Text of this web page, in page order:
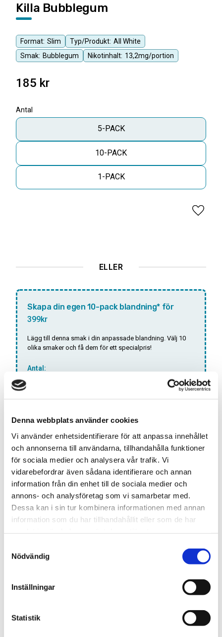
Denna webbplats använder cookies
Vi använder enhetsidentifierare för att anpassa innehållet
och annonserna till användarna, tillhandahålla funktioner
för sociala medier och analysera vår trafik. Vi
vidarebefordrar även sådana identifierare och annan
information från din enhet till de sociala medier och
annons- och analysföretag som vi samarbetar med.
Dessa kan i sin tur kombinera informationen med annan
information som du har tillhandahållit eller som de har
Nödvändig
Inställningar
Statistik
Format: Slim Typ/Produkt: All White
Smak: Bubblegum Nikotinhalt: 13,2mg/portion
Killa Bubblegum
185 kr
Antal
5-PACK
10-PACK
1-PACK
Lägg
ELLER
Skapa din egen 10-pack blandning* för
399kr
Lägg till denna smak i din anpassade blandning. Välj 10
olika smaker och få dem för ett specialpris!
Antal:
*Gäller endastALL WHITEdosor
Snabba leveranser med PostNord
Beställningar innan 12.00 skickas samma dag
Leverans 1-3 arbetsdagar
Artikelnr
TSWSKU-36465-36467
Smak
Bubblegum